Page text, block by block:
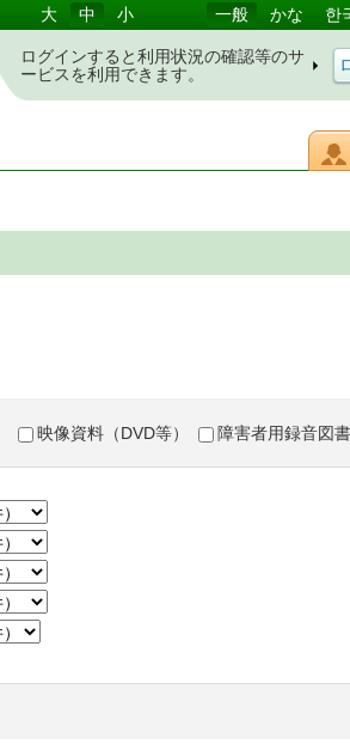
大 中 小 一般 かな 한
ログインすると利用状況の確認等のサ
ービスを利用できます。
映像資料（DVD等） 障害者用録音図書